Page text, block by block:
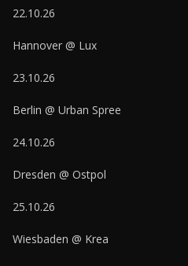
22.10.26
Hannover @ Lux
23.10.26
Berlin @ Urban Spree
24.10.26
Dresden @ Ostpol
25.10.26
Wiesbaden @ Krea